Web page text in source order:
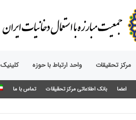
مرکز تحقیقات واحد ارتباط با حوزه‌ کلینیک
اعضا بانک اطلاعاتی مرکز تحقیقات تماس با ما